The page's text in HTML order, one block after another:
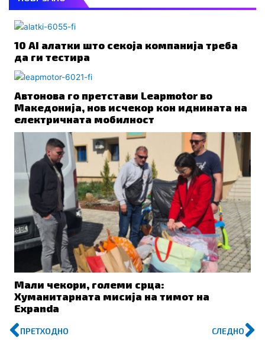
10 AI алатки што секоја компанија треба
да ги тестира
Автонова го претстави Leapmotor во
Македонија, нов исчекор кон иднината на
електричната мобилност
Мали чекори, големи срца:
Хуманитарната мисија на тимот на
Expanda
Prev
ПРЕТХОДНО СЛЕДНО